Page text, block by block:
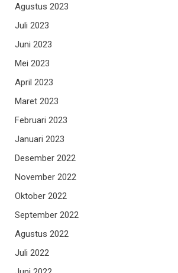
Agustus 2023
Juli 2023
Juni 2023
Mei 2023
April 2023
Maret 2023
Februari 2023
Januari 2023
Desember 2022
November 2022
Oktober 2022
September 2022
Agustus 2022
Juli 2022